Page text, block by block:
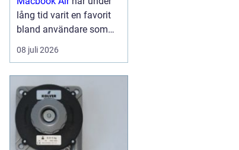
lång tid varit en favorit
bland användare som
vill ha en lätt, smidig och
samtidigt kraftfull dator
kreativitet. Med apples
egna chip har serien
tagit...
08 juli 2026